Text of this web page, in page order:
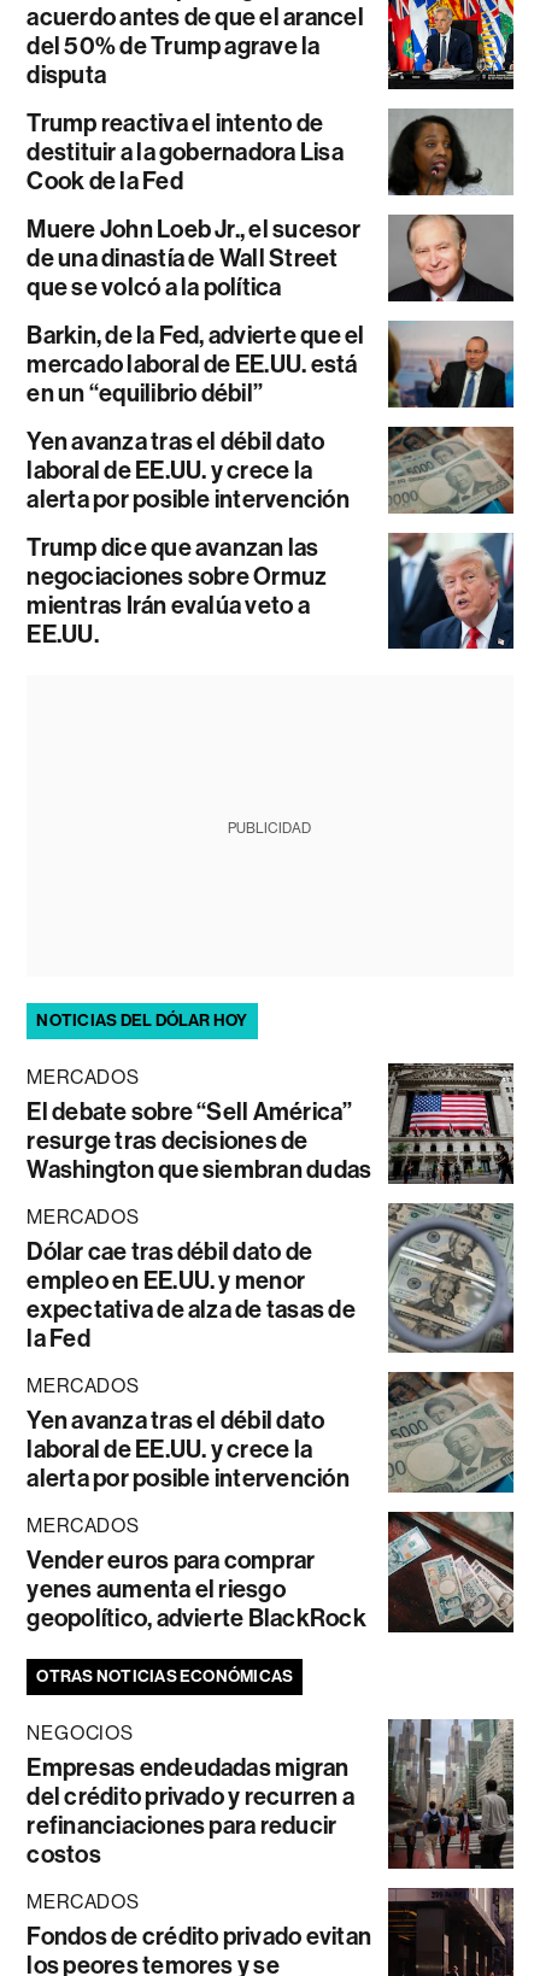
acuerdo antes de que el arancel
del 50% de Trump agrave la
disputa
Trump reactiva el intento de
destituir a la gobernadora Lisa
Cook de la Fed
Muere John Loeb Jr., el sucesor
de una dinastía de Wall Street
que se volcó a la política
Barkin, de la Fed, advierte que el
mercado laboral de EE.UU. está
en un “equilibrio débil”
Yen avanza tras el débil dato
laboral de EE.UU. y crece la
alerta por posible intervención
Trump dice que avanzan las
negociaciones sobre Ormuz
mientras Irán evalúa veto a
EE.UU.
PUBLICIDAD
NOTICIAS DEL DÓLAR HOY
MERCADOS
El debate sobre “Sell América”
resurge tras decisiones de
Washington que siembran dudas
MERCADOS
Dólar cae tras débil dato de
empleo en EE.UU. y menor
expectativa de alza de tasas de
la Fed
MERCADOS
Yen avanza tras el débil dato
laboral de EE.UU. y crece la
alerta por posible intervención
MERCADOS
Vender euros para comprar
yenes aumenta el riesgo
geopolítico, advierte BlackRock
OTRAS NOTICIAS ECONÓMICAS
NEGOCIOS
Empresas endeudadas migran
del crédito privado y recurren a
refinanciaciones para reducir
costos
MERCADOS
Fondos de crédito privado evitan
los peores temores y se